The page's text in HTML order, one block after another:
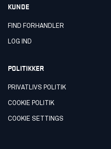
KUNDE
FIND FORHANDLER
LOG IND
POLITIKKER
PRIVATLIVS POLITIK
COOKIE POLITIK
COOKIE SETTINGS